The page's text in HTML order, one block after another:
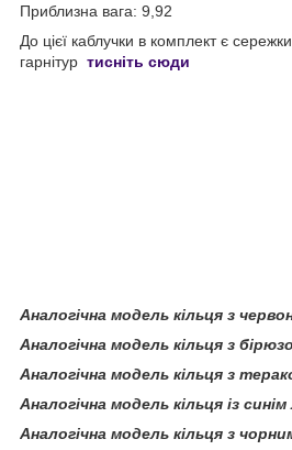
Приблизна вага: 9,92
До цієї каблучки в комплект є
гарнітур тисніть сюди
Аналогічна модель кільця з
Аналогічна модель кільця з
Аналогічна модель кільця з
Аналогічна модель кільця із
Аналогічна модель кільця з